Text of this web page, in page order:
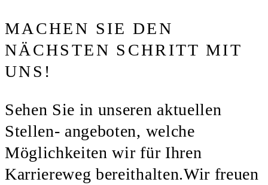
MACHEN SIE DEN
NÄCHSTEN SCHRITT MIT
UNS!
Sehen Sie in unseren aktuellen
Stellen- angeboten, welche
Möglichkeiten wir für Ihren
Karriereweg bereithalten.Wir freuen